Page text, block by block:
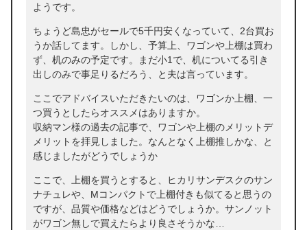
ようです。
ちょうど島忠がセールで5千円安くなっていて、2台買お
うか話してます。しかし、予算上、ワゴンや上棚は買わ
ず、机のみの予定です。まだ小1で、机についてる引き
出しのみで事足りるだろう、と夫は言っています。
ここでアドバイスいただきたいのは、ワゴンか上棚、一
つ買うとしたらオススメはありますか。
収納マン様の過去の記事で、ワゴンや上棚のメリットデ
メリットを拝見しました。なんとなく上棚推しかな、と
感じましたがどうでしょうか
ここで、上棚を買うとすると、ヒカリサンデスクのサン
ナチュレや、Mコンパクトで上棚付きも似てると思うの
ですが、品質や価格などはどうでしょうか。サンノット
がワゴン無しで買えたらより良さそうかな…